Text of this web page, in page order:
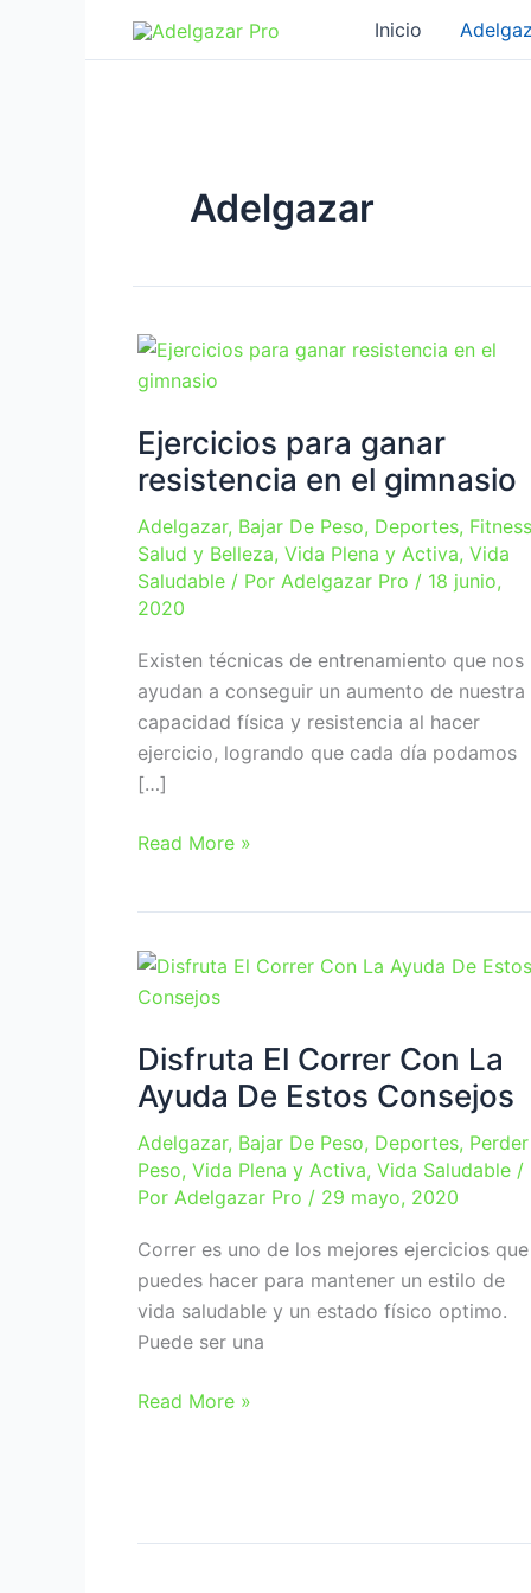
Inicio
Adelgazar
Ejercicios para ganar
resistencia en el gimnasio
Adelgazar, Bajar De Peso, Deportes, Fitness
Salud y Belleza, Vida Plena y Activa, Vida
Saludable / Por Adelgazar Pro / 18 junio,
2020
Existen técnicas de entrenamiento que nos
ayudan a conseguir un aumento de nuestra
capacidad física y resistencia al hacer
ejercicio, logrando que cada día podamos
[…]
Ejercicios
en
el
Read More »
Disfruta El Correr Con La
Ayuda De Estos Consejos
Adelgazar, Bajar De Peso, Deportes, Perder
Peso, Vida Plena y Activa, Vida Saludable /
Por Adelgazar Pro / 29 mayo, 2020
Correr es uno de los mejores ejercicios que
puedes hacer para mantener un estilo de
vida saludable y un estado físico optimo.
Puede ser una
Disfruta
Read More »